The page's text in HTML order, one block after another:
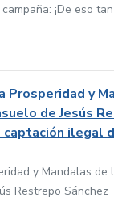
¡De eso
Prosperidad y
de Jesús
captación ilegal
y Mandalas de
Restrepo Sánchez